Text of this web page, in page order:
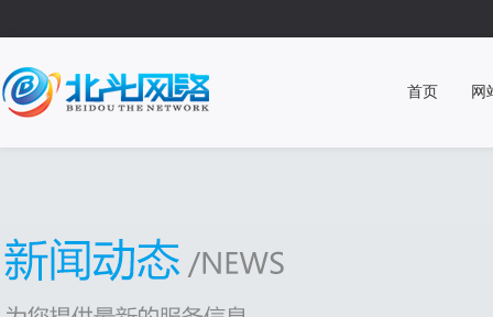
首页 网